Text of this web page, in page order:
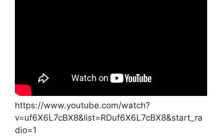
https://www.youtube.com/watch?
v=uf6X6L7cBX8&list=RDuf6X6L7cBX8&start_ra
dio=1